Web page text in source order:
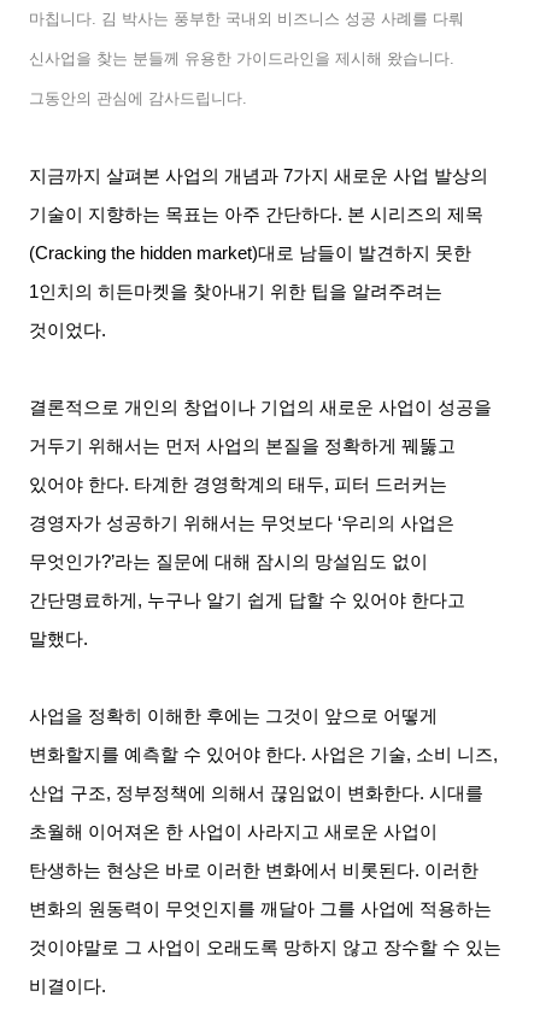
마칩니다 김 박사는 풍부한 국내외 비즈니스 성공 사례를 다뤄
신사업을 찾는 분들께 유용한 가이드라인을 제시해 왔습니다
그동안의 관심에 감사드립니다
지금까지 살펴본 사업의 개념과 7가지 새로운 사업 발상의
기술이 지향하는 목표는 아주 간단하다. 본 시리즈의 제목
(Cracking the hidden market)대로 남들이 발견하지 못한
1인치의 히든마켓을 찾아내기 위한 팁을 알려주려는
것이었다.
결론적으로 개인의 창업이나 기업의 새로운 사업이 성공을
거두기 위해서는 먼저 사업의 본질을 정확하게 꿰뚫고
있어야 한다. 타계한 경영학계의 태두, 피터 드러커는
경영자가 성공하기 위해서는 무엇보다 ‘우리의 사업은
무엇인가?’라는 질문에 대해 잠시의 망설임도 없이
간단명료하게 , 누구나 알기 쉽게 답할 수 있어야 한다고
말했다.
사업을 정확히 이해한 후에는 그것이 앞으로 어떻게
변화할지를 예측할 수 있어야 한다.사업은 기술, 소비 니즈,
산업 구조, 정부정책에 의해서 끊임없이 변화한다.시대를
초월해 이어져온 한 사업이 사라지고 새로운 사업이
탄생하는 현상은 바로 이러한 변화에서 비롯된다. 이러한
변화의 원동력이 무엇인지를 깨달아 그를 사업에 적용하는
것이야말로 그 사업이 오래도록 망하지 않고 장수할 수 있는
비결이다.